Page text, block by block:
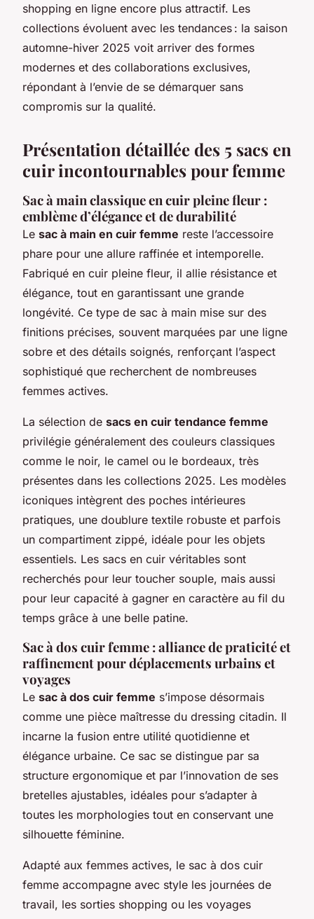
shopping en ligne encore plus attractif. Les
collections évoluent avec les tendances : la saison
automne-hiver 2025 voit arriver des formes
modernes et des collaborations exclusives,
répondant à l’envie de se démarquer sans
compromis sur la qualité.
Présentation détaillée des 5 sacs en
cuir incontournables pour femme
Sac à main classique en cuir pleine fleur :
emblème d’élégance et de durabilité
Le sac à main en cuir femme reste l’accessoire
phare pour une allure raffinée et intemporelle.
Fabriqué en cuir pleine fleur, il allie résistance et
élégance, tout en garantissant une grande
longévité. Ce type de sac à main mise sur des
finitions précises, souvent marquées par une ligne
sobre et des détails soignés, renforçant l’aspect
sophistiqué que recherchent de nombreuses
femmes actives.
La sélection de sacs en cuir tendance femme
privilégie généralement des couleurs classiques
comme le noir, le camel ou le bordeaux, très
présentes dans les collections 2025. Les modèles
iconiques intègrent des poches intérieures
pratiques, une doublure textile robuste et parfois
un compartiment zippé, idéale pour les objets
essentiels. Les sacs en cuir véritables sont
recherchés pour leur toucher souple, mais aussi
pour leur capacité à gagner en caractère au fil du
temps grâce à une belle patine.
Sac à dos cuir femme : alliance de praticité et
raffinement pour déplacements urbains et
voyages
Le sac à dos cuir femme s’impose désormais
comme une pièce maîtresse du dressing citadin. Il
incarne la fusion entre utilité quotidienne et
élégance urbaine. Ce sac se distingue par sa
structure ergonomique et par l’innovation de ses
bretelles ajustables, idéales pour s’adapter à
toutes les morphologies tout en conservant une
silhouette féminine.
Adapté aux femmes actives, le sac à dos cuir
femme accompagne avec style les journées de
travail, les sorties shopping ou les voyages